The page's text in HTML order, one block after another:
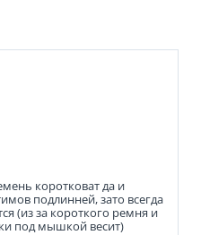
коротковат да и
подлинней, зато всегда
(из за короткого ремня и
под мышкой весит)